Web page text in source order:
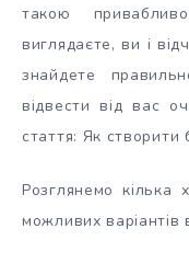
такою
виглядаєте, ви і
знайдете
відвести від вас
стаття: Як створити
Розглянемо кілька
можливих варіантів